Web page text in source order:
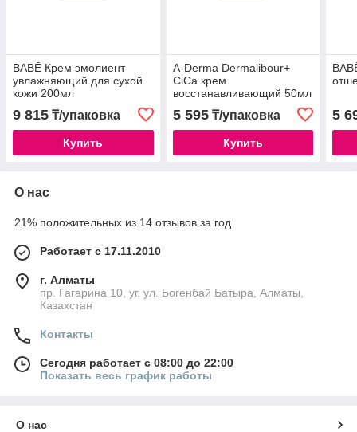
BABĒ Крем эмолиент
увлажняющий для сухой
кожи 200мл
9 815 ₸/упаковка
Купить
A-Derma Dermalibour+
CiCa крем
восстанавливающий 50мл
5 595₸/упаковка
Купить
5
О нас
21% положительных из 14 отзывов за год
Работает с 17.11.2010
г. Алматы
пр. Гагарина 10, уг. ул. Богенбай Батыра, Алматы,
Казахстан
Контакты
Сегодня работает с 08:00 до 22:00
Показать весь график работы
О нас